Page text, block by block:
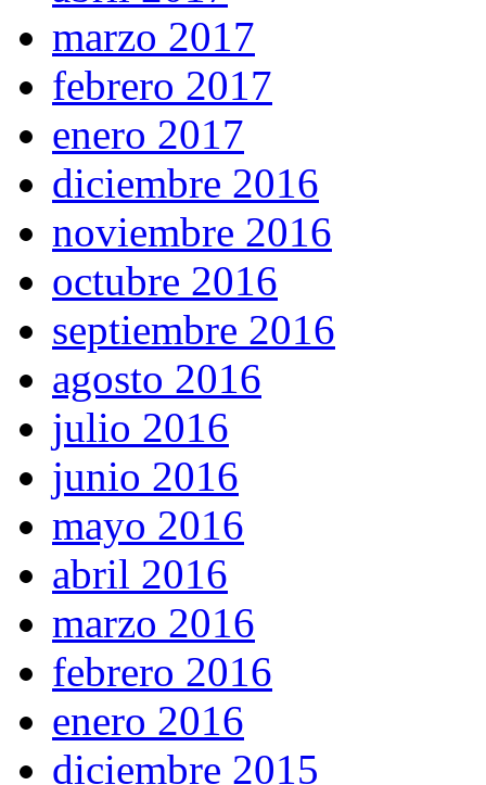
marzo 2017
febrero 2017
enero 2017
diciembre 2016
noviembre 2016
octubre 2016
septiembre 2016
agosto 2016
julio 2016
junio 2016
mayo 2016
abril 2016
marzo 2016
febrero 2016
enero 2016
diciembre 2015